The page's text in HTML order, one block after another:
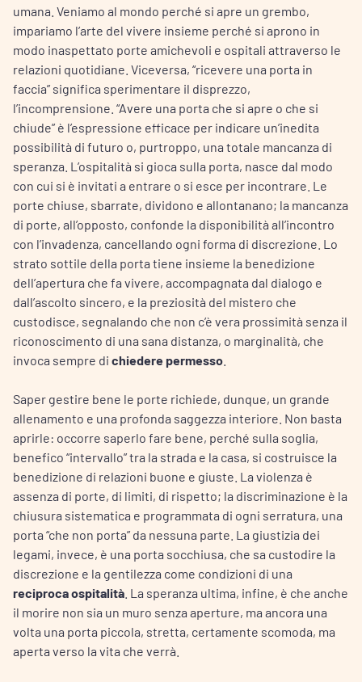
umana. Veniamo al mondo perché si apre un grembo,
impariamo l’arte del vivere insieme perché si aprono in
modo inaspettato porte amichevoli e ospitali attraverso le
relazioni quotidiane. Viceversa, “ricevere una porta in
faccia” significa sperimentare il disprezzo,
l’incomprensione. “Avere una porta che si apre o che si
chiude” è l’espressione efficace per indicare un’inedita
possibilità di futuro o, purtroppo, una totale mancanza di
speranza. L’ospitalità si gioca sulla porta, nasce dal modo
con cui si è invitati a entrare o si esce per incontrare. Le
porte chiuse, sbarrate, dividono e allontanano; la mancanza
di porte, all’opposto, confonde la disponibilità all’incontro
con l’invadenza, cancellando ogni forma di discrezione. Lo
strato sottile della porta tiene insieme la benedizione
dell’apertura che fa vivere, accompagnata dal dialogo e
dall’ascolto sincero, e la preziosità del mistero che
custodisce, segnalando che non c’è vera prossimità senza il
riconoscimento di una sana distanza, o marginalità, che
invoca sempre di chiedere permesso
Saper gestire bene le porte richiede, dunque, un grande
allenamento e una profonda saggezza interiore. Non basta
aprirle: occorre saperlo fare bene, perché sulla soglia,
benefico “intervallo” tra la strada e la casa, si costruisce la
benedizione di relazioni buone e giuste. La violenza è
assenza di porte, di limiti, di rispetto; la discriminazione è la
chiusura sistematica e programmata di ogni serratura, una
porta “che non porta” da nessuna parte. La giustizia dei
legami, invece, è una porta socchiusa, che sa custodire la
discrezione e la gentilezza come condizioni di una
reciproca ospitalità . La speranza ultima, infine, è che anche
il morire non sia un muro senza aperture, ma ancora una
volta una porta piccola, stretta, certamente scomoda, ma
aperta verso la vita che verrà.